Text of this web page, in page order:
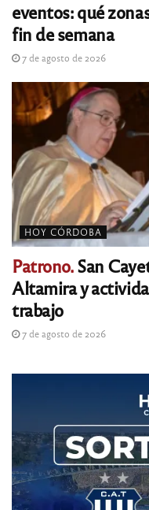
eventos: qué
fin de semana
7 de agosto de 2026
HOY CÓRDOBA
Patrono.San
Altamira y
trabajo
7 de agosto de 2026